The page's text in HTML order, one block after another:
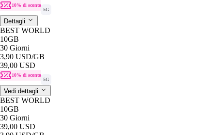
10% di sconto
5G
Dettagli
BEST WORLD
10GB
30 Giorni
3,90 USD/GB
39,00 USD
10% di sconto
5G
Vedi dettagli
BEST WORLD
10GB
30 Giorni
39,00 USD